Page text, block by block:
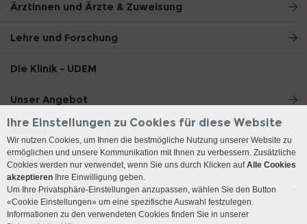
Ärztinnen und Ärzte & Zuweisung
Lehre und Forschung
Die Klinik - UDEM
Unser Angebot
Anreise
Kontakt
Öffnungszeiten
Ihre Einstellungen zu Cookies für diese Website
Wir nutzen Cookies, um Ihnen die bestmögliche Nutzung unserer Website zu
ermöglichen und unsere Kommunikation mit Ihnen zu verbessern. Zusätzliche
Cookies werden nur verwendet, wenn Sie uns durch Klicken aufAlle Cookies
akzeptieren Ihre Einwilligung geben.
Um Ihre Privatsphäre-Einstellungen anzupassen, wählen Sie den Button
«Cookie Einstellungen» um eine spezifische Auswahl festzulegen.
Informationen zu den verwendeten Cookies finden Sie in unserer